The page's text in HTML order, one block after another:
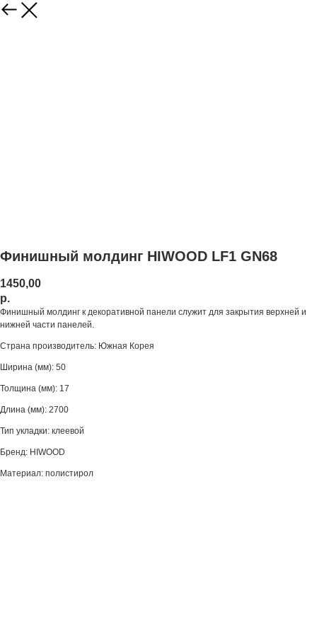
Финишный молдинг HIWOOD LF1 GN68
1450,00
р.
Финишный молдинг к декоративной панели служит для закрытия верхней и
нижней части панелей.
Страна производитель: Южная Корея
Ширина (мм): 50
Толщина (мм): 17
Длина (мм): 2700
Тип укладки: клеевой
Бренд: HIWOOD
Материал: полистирол